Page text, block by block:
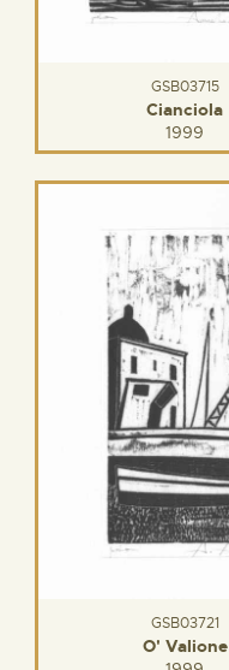
GSB03715
Cianciola
1999
GSB03721
O' Valione